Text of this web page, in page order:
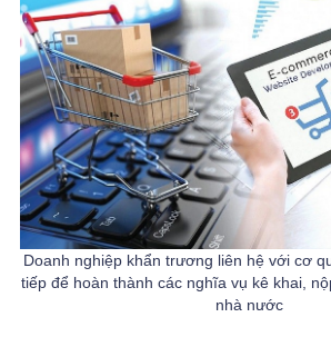
Doanh nghiệp khẩn trương liên hệ với cơ
tiếp để hoàn thành các nghĩa vụ kê khai,
nhà nước